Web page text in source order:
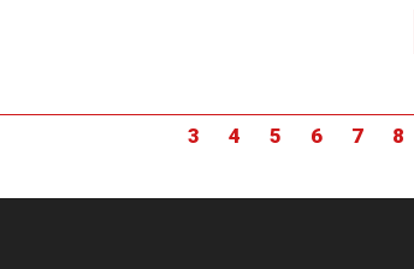
3 4 5 6 7 8